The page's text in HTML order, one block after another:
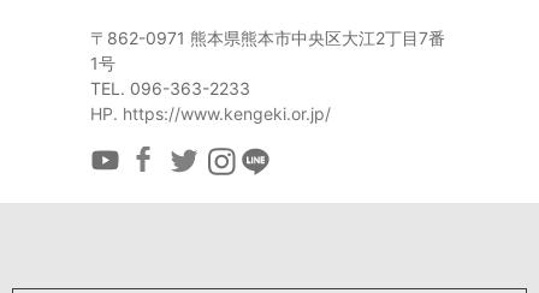
〒862-0971 熊本県熊本市中央区大江2丁目7番
1号
TEL. 096-363-2233
HP. https://www.kengeki.or.jp/